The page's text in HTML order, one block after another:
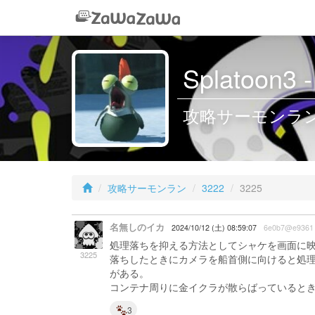
Splatoon3
攻略サーモンラ
攻略サーモンラン 3222 3225
3225
名無しのイカ 2024/10/12 (土) 08:59:07 6e0b7@e9361
処理落ちを抑える方法としてシャケを画面に
落ちしたときにカメラを船首側に向けると処
がある。
コンテナ周りに金イクラが散らばっていると
3